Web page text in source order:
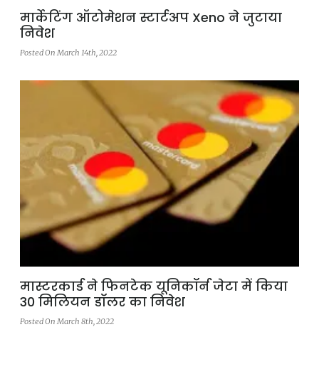
मार्केटिंग ऑटोमेशन स्टार्टअप Xeno ने जुटाया
निवेश
Posted On March 14th, 2022
मास्टरकार्ड ने फिनटेक यूनिकॉर्न जेटा में किया
30 मिलियन डॉलर का निवेश
Posted On March 8th, 2022